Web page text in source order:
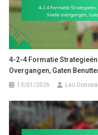
4-2-4 Formatie
Overgangen, Gaten
13/01/2026 Leo